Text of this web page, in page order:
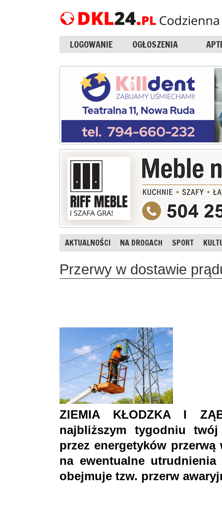
LOGOWANIE OGŁOSZENIA
AKTUALNOŚCI NA DROGACH SPORT
Przerwy w dostawie
ZIEMIA KŁODZKA I
najbliższym tygodniu
przez energetyków
na ewentualne
obejmuje tzw. przerw